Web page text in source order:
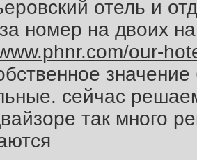
отель и
номер на двоих
our-
сейчас
так много